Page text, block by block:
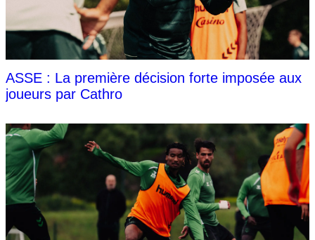
ASSE : La première décision forte imposée aux
joueurs par Cathro